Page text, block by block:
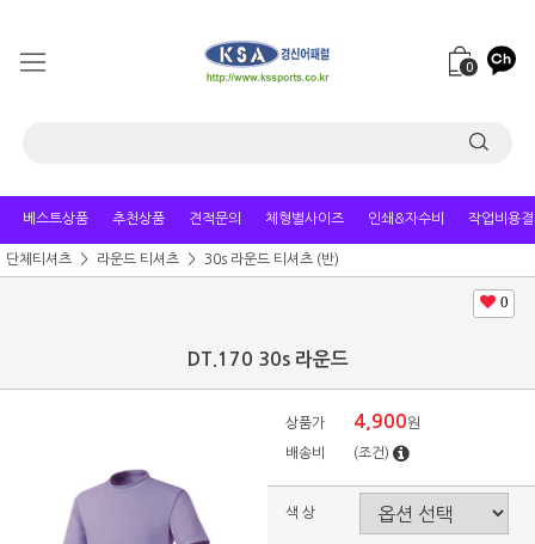
0
베스트상품 추천상품 견적문의 체형별사이즈 인쇄&자수비 작업비용
단체티셔츠 라운드 티셔츠 30s 라운드 티셔츠 (반)
0
DT.170 30s 라운드
상품가 4,900원
배송비 (조건)
색 상